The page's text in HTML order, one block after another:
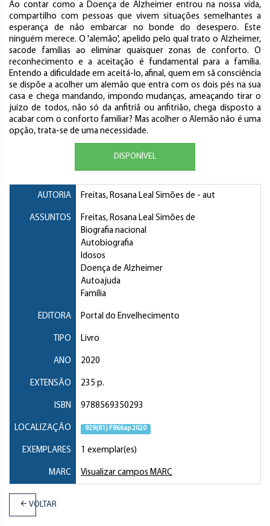
Ao contar como a Doença de Alzheimer entrou na nossa vida,
compartilho com pessoas que vivem situações semelhantes a
esperança de não embarcar no bonde do desespero. Este
ninguém merece. O 'alemão', apelido pelo qual trato o Alzheimer,
sacode famílias ao eliminar quaisquer zonas de conforto. O
reconhecimento e a aceitação é fundamental para a família.
Entendo a dificuldade em aceitá-lo, afinal, quem em sã consciência
se dispõe a acolher um alemão que entra com os dois pés na sua
casa e chega mandando, impondo mudanças, ameaçando tirar o
juízo de todos, não só da anfitriã ou anfitrião, chega disposto a
acabar com o conforto familiar? Mas acolher o Alemão não é uma
opção, trata-se de uma necessidade.
DISPONÍVEL
AUTORIA Freitas, Rosana Leal Simões de - aut
ASSUNTOS
Freitas, Rosana Leal Simões de
Biografia nacional
Autobiografia
Idosos
Doença de Alzheimer
Autoajuda
Família
EDITORA Portal do Envelhecimento
TIPO Livro
ANO 2020
EXTENSÃO 235 p.
ISBN 9788569350293
LOCALIZAÇÃO 929(81) F866ap 2020
EXEMPLARES 1 exemplar(es)
MARC Visualizar campos MARC
VOLTAR